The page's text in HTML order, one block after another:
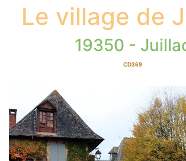
Le village de
19350 -
CD369